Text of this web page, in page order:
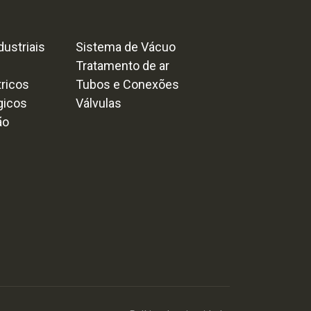
Sistema de Vácuo
Tratamento de ar
Tubos e Conexões
Válvulas